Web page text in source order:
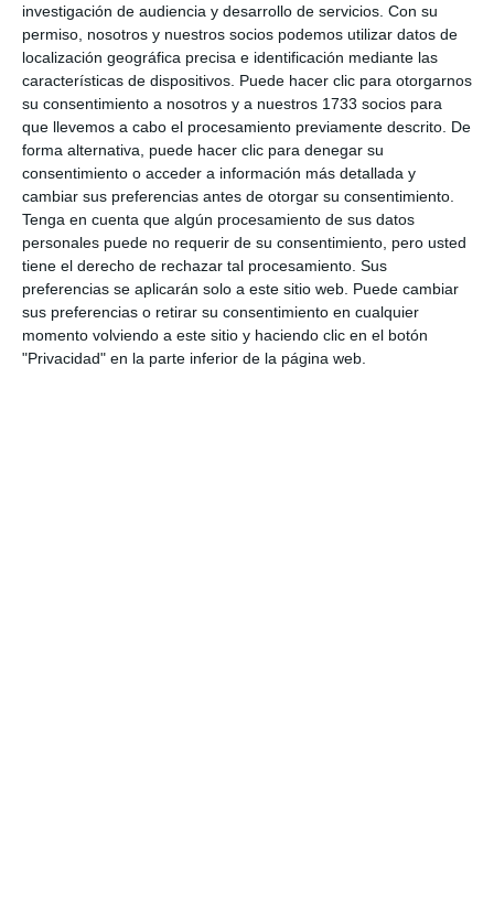
investigación de audiencia y desarrollo de servicios. Con su
permiso, nosotros y nuestros socios podemos utilizar datos de
localización geográfica precisa e identificación mediante las
características de dispositivos. Puede hacer clic para otorgarnos
su consentimiento a nosotros y a nuestros 1733 socios para
que llevemos a cabo el procesamiento previamente descrito. De
forma alternativa, puede hacer clic para denegar su
consentimiento o acceder a información más detallada y
cambiar sus preferencias antes de otorgar su consentimiento.
Tenga en cuenta que algún procesamiento de sus datos
personales puede no requerir de su consentimiento, pero usted
tiene el derecho de rechazar tal procesamiento. Sus
preferencias se aplicarán solo a este sitio web. Puede cambiar
sus preferencias o retirar su consentimiento en cualquier
momento volviendo a este sitio y haciendo clic en el botón
"Privacidad" en la parte inferior de la página web.
No estamos locos, de Ketama, o la versión flamenca de Nel
blu dipintio di blu de Modugno, han sido alguno de los temas
que han interpretado. JACOBO PEREA.
Comparte esta noticia desde el siguiente enlace: